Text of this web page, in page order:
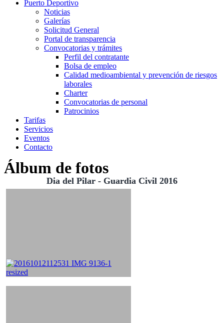
Puerto Deportivo
Noticias
Galerías
Solicitud General
Portal de transparencia
Convocatorias y trámites
Perfil del contratante
Bolsa de empleo
Calidad medioambiental y prevención de riesgos
laborales
Charter
Convocatorias de personal
Patrocinios
Tarifas
Servicios
Eventos
Contacto
Álbum de fotos
Dia del Pilar - Guardia Civil 2016